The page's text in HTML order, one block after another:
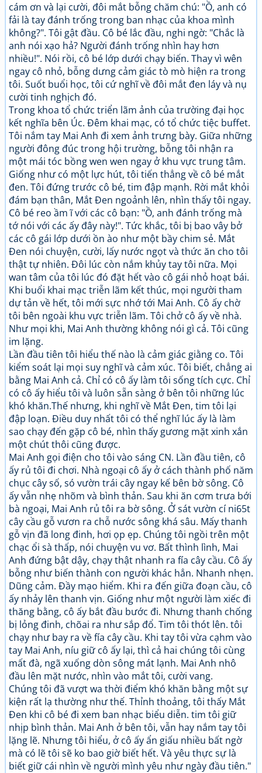
cám ơn và lại cười, đôi mắt bỗng chăm chú: "Ồ, anh có
fải là tay đánh trống trong ban nhạc của khoa mình
không?". Tôi gật đầu. Cô bé lắc đầu, nghi ngờ: "Chắc là
anh nói xạo hả? Người đánh trống nhìn hay hơn
nhiều!". Nói rồi, cô bé lớp dưới chạy biến. Thay vì wên
ngay cô nhỏ, bỗng dưng cảm giác tò mò hiện ra trong
tôi. Suốt buổi học, tôi cứ nghĩ về đôi mắt đen láy và nụ
cười tinh nghịch đó.
Trong khoa tổ chức triển lãm ảnh của trườing đại học
kết nghĩa bên Úc. Đêm khai mạc, có tổ chức tiệc buffet.
Tôi nắm tay Mai Anh đi xem ảnh trưng bày. Giữa những
người đông đúc trong hội trường, bỗng tôi nhận ra
một mái tóc bồng wen wen ngay ở khu vực trung tâm.
Giống như có một lực hút, tôi tiến thẳng về cô bé mắt
đen. Tôi đứng trước cô bé, tim đập mạnh. Rời mắt khỏi
đám bạn thân, Mắt Đen ngoảnh lên, nhìn thấy tôi ngay.
Cô bé reo ầm ĩ với các cô bạn: "Ồ, anh đánh trống mà
tớ nói với các ấy đây này!". Tức khắc, tôi bị bao vây bở
các cô gái lớp dưới ồn ào như một bầy chim sẻ. Mắt
Đen nói chuyện, cười, lấy nước ngọt và thức ăn cho tôi
thật tự nhiên. Đôi lúc còn nắm khủy tay tôi nữa. Mọi
wan tâm của tôi lúc đó đặt hết vào cô gái nhỏ hoạt bái.
Khi buổi khai mạc triễn lãm kết thúc, mọi người tham
dự tản về hết, tôi mới sực nhớ tới Mai Anh. Cô ấy chờ
tôi bên ngoài khu vực triễn lãm. Tôi chở cô ấy về nhà.
Như mọi khi, Mai Anh thường không nói gì cả. Tôi cũng
im lặng.
Lần đầu tiên tôi hiểu thế nào là cảm giác giằng co. Tôi
kiểm soát lại mọi suy nghĩ và cảm xúc. Tôi biết, chẳng ai
bằng Mai Anh cả. Chỉ có cô ấy làm tôi sống tích cực. Chỉ
có cô ấy hiểu tôi và luôn sẵn sàng ở bên tôi những lúc
khó khăn.Thế nhưng, khi nghĩ về Mắt Đen, tim tôi lại
đập loạn. Điều duy nhất tôi có thể nghĩ lúc ấy là làm
sao chạy đến gặp cô bé, nhìn thấy gương mặt xinh xắn
một chút thôi cũng được.
Mai Anh gọi điện cho tôi vào sáng CN. Lần đầu tiên, cô
ấy rủ tôi đi chơi. Nhà ngoại cô ấy ở cách thành phố năm
chục cây số, só vườn trái cây ngay kế bên bờ sông. Cô
ấy vẫn nhẹ nhõm và bình thản. Sau khi ăn cơm trưa bới
bà ngoại, Mai Anh rủ tôi ra bờ sông. Ở sát vườn cí ni65t
cây cầu gỗ vươn ra chỗ nước sông khá sâu. Mấy thanh
gỗ vịn đã long đinh, hơi ọp ẹp. Chúng tôi ngồi trên một
chạc ổi sà thấp, nói chuyện vu vơ. Bất thình lình, Mai
Anh đứng bật dậy, chạy thật nhanh ra fía cây cầu. Cô ấy
bỗng như biến thành con người khác hẳn. Nhanh nhẹn.
Dũng cảm. Đầy mạo hiểm. Khi ra đến giữa đoạn cầu, cô
ấy nhảy lên thanh vịn. Giống như một người làm xiếc đi
thăng bằng, cô ấy bắt đầu bước đi. Nhưng thanh chống
bị lỏng đinh, chõai ra như sắp đổ. Tim tôi thót lên. tôi
chạy như bay ra về fía cây cầu. Khi tay tôi vừa cạhm vào
tay Mai Anh, níu giữ cô ấy lại, thì cả hai chúng tôi cùng
mất đà, ngã xuống dòn sông mát lạnh. Mai Anh nhô
đầu lên mặt nước, nhìn vào mắt tôi, cười vang.
Chúng tôi đã vượt wa thời điểm khó khăn bằng một sự
kiện rất lạ thường như thế. Thỉnh thoảng, tôi thấy Mắt
Đen khi cô bé đi xem ban nhạc biểu diễn. tim tôi giữ
nhịp bình thản. Mai Anh ở bên tôi, vẫn hay nắm tay tôi
lặng lẽ. Nhưng tôi hiểu, ở cô ấy ẩn giấu nhiều bất ngờ
mà có lẽ tôi sẽ ko bao giờ biết hết. Và yêu thực sự là
biết giữ cái nhìn về người mình yêu như ngày đầu tiên."